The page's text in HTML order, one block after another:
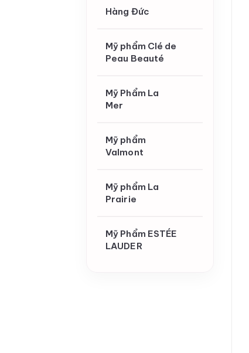
Hàng Đức
Mỹ phẩm Clé de
Peau Beauté
Mỹ Phẩm La
Mer
Mỹ phẩm
Valmont
Mỹ phẩm La
Prairie
Mỹ Phẩm ESTÉE
LAUDER